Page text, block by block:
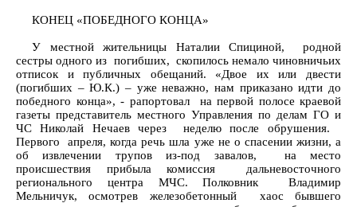
КОНЕЦ «ПОБЕДНОГО КОНЦА»
У местной жительницы Наталии Спициной, родной
сестры одного из погибших, скопилось немало чиновничьих
отписок и публичных обещаний. «Двое их или двести
(погибших – Ю.К.) – уже неважно, нам приказано идти до
победного конца», - рапортовал на первой полосе краевой
газеты представитель местного Управления по делам ГО и
ЧС Николай Нечаев через неделю после обрушения.
Первого апреля, когда речь шла уже не о спасении жизни, а
об извлечении трупов из-под завалов, на место
происшествия прибыла комиссия дальневосточного
регионального центра МЧС. Полковник Владимир
Мельничук, осмотрев железобетонный хаос бывшего